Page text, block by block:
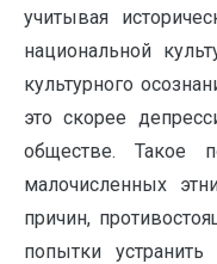
учитывая
национальной
культурного
это скорее
обществе. Такое
малочисленных
причин,
попытки